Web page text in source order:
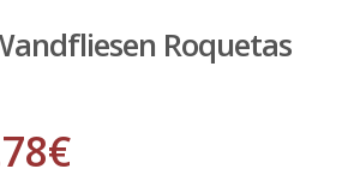
Roquetas
€